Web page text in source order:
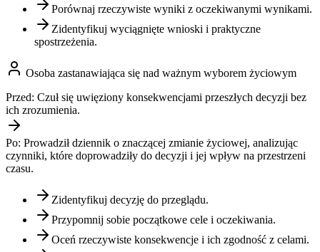
Porównaj rzeczywiste wyniki z oczekiwanymi wynikami.
Zidentyfikuj wyciągnięte wnioski i praktyczne
spostrzeżenia.
Osoba zastanawiająca się nad ważnym wyborem życiowym
Przed: Czuł się uwięziony konsekwencjami przeszłych decyzji bez
ich zrozumienia.
Po: Prowadził dziennik o znaczącej zmianie życiowej, analizując
czynniki, które doprowadziły do decyzji i jej wpływ na przestrzeni
czasu.
Zidentyfikuj decyzję do przeglądu.
Przypomnij sobie początkowe cele i oczekiwania.
Oceń rzeczywiste konsekwencje i ich zgodność z celami.